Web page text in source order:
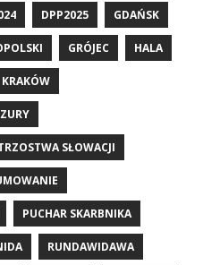
DPP2025 GDAŃSK
GRÓJEC HALA
KRAKÓW
SŁOWACJI
PUCHAR SKARBNIKA
RUNDAWIDAWA